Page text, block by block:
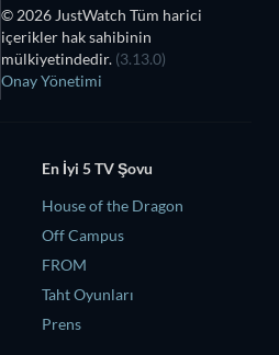
© 2026 JustWatch Tüm harici
içerikler hak sahibinin
mülkiyetindedir. (3.13.0)
Onay Yönetimi
En İyi 5 TV Şovu
House of the Dragon
Off Campus
FROM
Taht Oyunları
Prens